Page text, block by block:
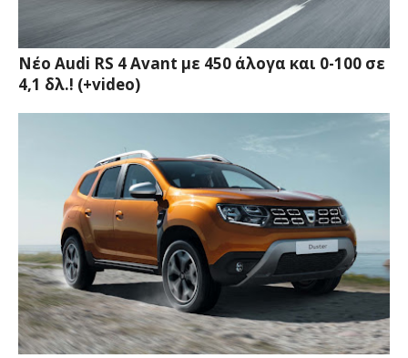
Νέο Audi RS 4 Avant με 450 άλογα και 0-100 σε
4,1 δλ.! (+video)